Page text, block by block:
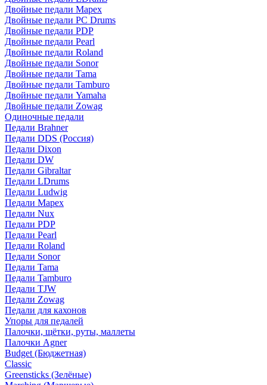
Двойные педали Mapex
Двойные педали PC Drums
Двойные педали PDP
Двойные педали Pearl
Двойные педали Roland
Двойные педали Sonor
Двойные педали Tama
Двойные педали Tamburo
Двойные педали Yamaha
Двойные педали Zowag
Одиночные педали
Педали Brahner
Педали DDS (Россия)
Педали Dixon
Педали DW
Педали Gibraltar
Педали LDrums
Педали Ludwig
Педали Mapex
Педали Nux
Педали PDP
Педали Pearl
Педали Roland
Педали Sonor
Педали Tama
Педали Tamburo
Педали TJW
Педали Zowag
Педали для кахонов
Упоры для педалей
Палочки, щётки, руты, маллеты
Палочки Agner
Budget (Бюджетная)
Classic
Greensticks (Зелёные)